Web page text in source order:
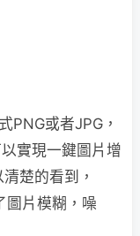
PNG或者JPG，
實現一鍵圖片增
楚的看到，
圖片模糊，噪